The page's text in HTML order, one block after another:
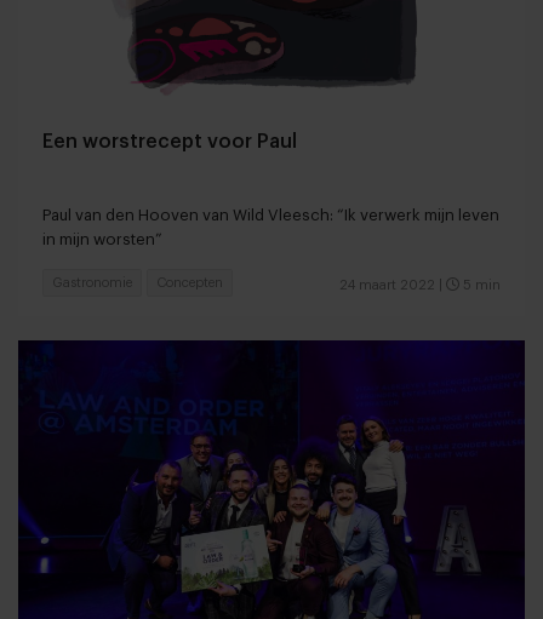
Een worstrecept voor Paul
Paul van den Hooven van Wild Vleesch: “Ik verwerk mijn leven
in mijn worsten”
24 maart 2022 5 min
Gastronomie Concepten